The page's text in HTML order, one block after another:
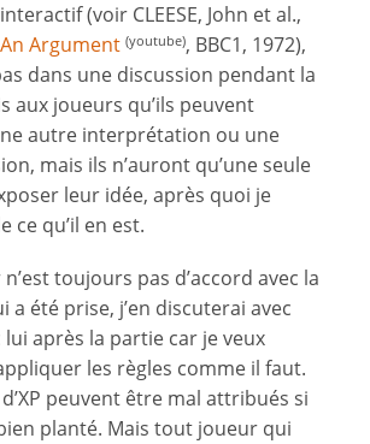
(voir CLEESE, John et al.,
Argument (youtube), BBC1, 1972),
dans une discussion pendant la
aux joueurs qu’ils peuvent
autre interprétation ou une
mais ils n’auront qu’une seule
leur idée, après quoi je
ce qu’il en est.
toujours pas d’accord avec la
a été prise, j’en discuterai avec
lui après la partie car je veux
les règles comme il faut.
peuvent être mal attribués si
planté. Mais tout joueur qui